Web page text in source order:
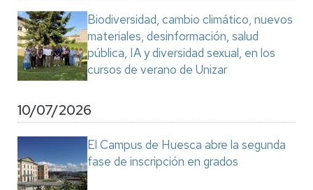
Biodiversidad, cambio climático, nuevos
materiales, desinformación, salud
pública, IA y diversidad sexual, en los
cursos de verano de Unizar
10/07/2026
El Campus de Huesca abre la segunda
fase de inscripción en grados